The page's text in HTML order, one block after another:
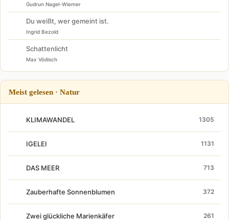
Gudrun Nagel-Wiemer
Du weißt, wer gemeint ist.
Ingrid Bezold
Schattenlicht
Max Vödisch
Meist gelesen · Natur
KLIMAWANDEL 1305
IGELEI 1131
DAS MEER 713
Zauberhafte Sonnenblumen 372
Zwei glückliche Marienkäfer 261